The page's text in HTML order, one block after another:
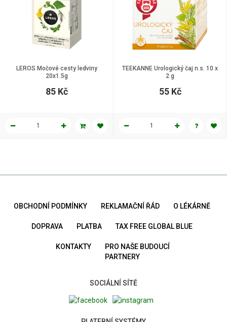
LEROS Močové cesty ledviny
20x1.5g
85 Kč
TEEKANNE Urologický čaj n.s. 10 x
2 g
55 Kč
OBCHODNÍ PODMÍNKY REKLAMAČNÍ ŘÁD O LÉKÁRNĚ
DOPRAVA PLATBA TAX FREE GLOBAL BLUE
KONTAKTY
PRO NAŠE BUDOUCÍ
PARTNERY
SOCIÁLNÍ SÍTĚ